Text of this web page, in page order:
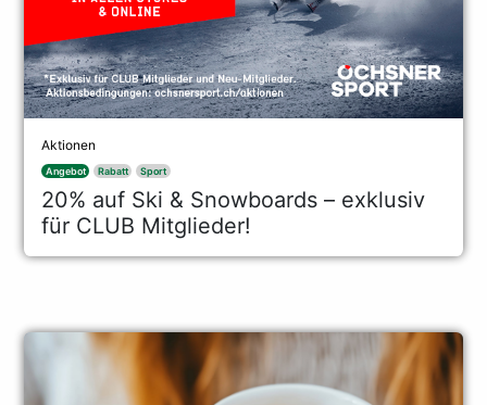
Aktionen
Angebot Rabatt Sport
20% auf Ski & Snowboards – exklusiv
für CLUB Mitglieder!